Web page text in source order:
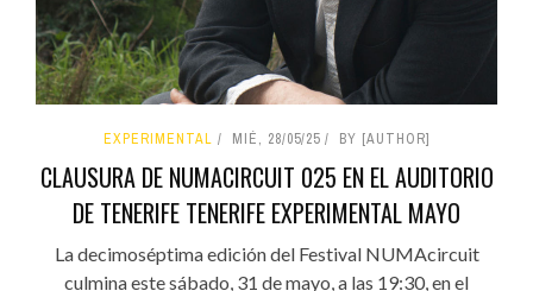
EXPERIMENTAL MIÉ, 28/05/25 BY [AUTHOR]
CLAUSURA DE NUMACIRCUIT 025 EN EL AUDITORIO
DE TENERIFE TENERIFE EXPERIMENTAL MAYO
La decimoséptima edición del Festival NUMAcircuit
culmina este sábado, 31 de mayo, a las 19:30, en el